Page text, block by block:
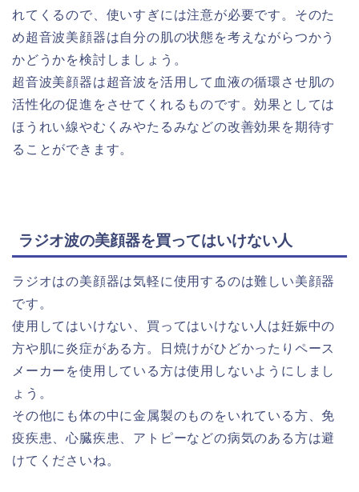
れてくるので、使いすぎには注意が必要です。そのた
め超音波美顔器は自分の肌の状態を考えながらつかう
かどうかを検討しましょう。
超音波美顔器は超音波を活用して血液の循環させ肌の
活性化の促進をさせてくれるものです。効果としては
ほうれい線やむくみやたるみなどの改善効果を期待す
ることができます。
ラジオ波の美顔器を買ってはいけない人
ラジオはの美顔器は気軽に使用するのは難しい美顔器
です。
使用してはいけない、買ってはいけない人は妊娠中の
方や肌に炎症がある方。日焼けがひどかったりペース
メーカーを使用している方は使用しないようにしまし
ょう。
その他にも体の中に金属製のものをいれている方、免
疫疾患、心臓疾患、アトピーなどの病気のある方は避
けてくださいね。